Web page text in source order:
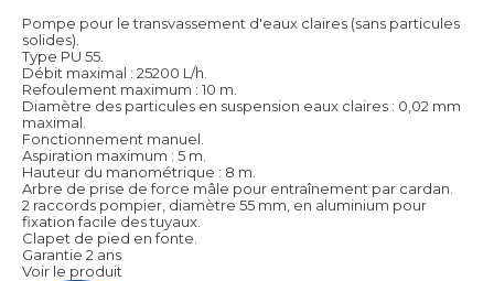
Pompe pour le transvassement d'eaux claires (sans particules
solides).
Type PU 55.
Débit maximal : 25200 L/h.
Refoulement maximum : 10 m.
Diamètre des particules en suspension eaux claires : 0,02 mm
maximal.
Fonctionnement manuel.
Aspiration maximum : 5 m.
Hauteur du manométrique : 8 m.
Arbre de prise de force mâle pour entraînement par cardan.
2 raccords pompier, diamètre 55 mm, en aluminium pour
fixation facile des tuyaux.
Clapet de pied en fonte.
Garantie 2 ans
Voir le produit